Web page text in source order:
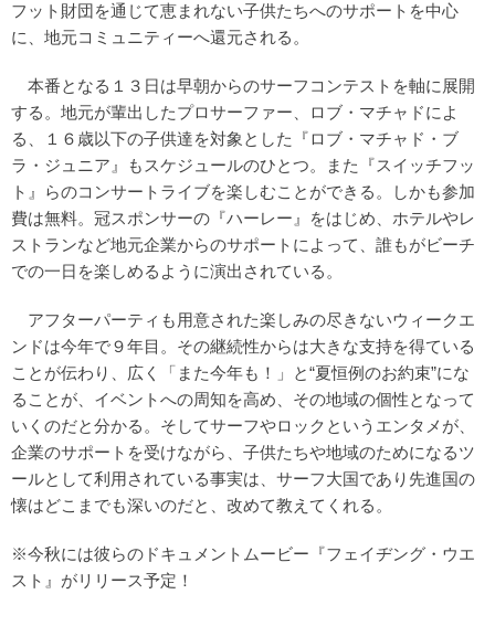
フット財団を通じて恵まれない子供たちへのサポートを中心
に、地元コミュニティーへ還元される。
本番となる１３日は早朝からのサーフコンテストを軸に展開
する。地元が輩出したプロサーファー、ロブ・マチャドによ
る、１６歳以下の子供達を対象とした『ロブ・マチャド・ブ
ラ・ジュニア』もスケジュールのひとつ。また『スイッチフッ
ト』らのコンサートライブを楽しむことができる。しかも参加
費は無料。冠スポンサーの『ハーレー』をはじめ、ホテルやレ
ストランなど地元企業からのサポートによって、誰もがビーチ
での一日を楽しめるように演出されている。
アフターパーティも用意された楽しみの尽きないウィークエ
ンドは今年で９年目。その継続性からは大きな支持を得ている
ことが伝わり、広く「また今年も！」と“夏恒例のお約束”にな
ることが、イベントへの周知を高め、その地域の個性となって
いくのだと分かる。そしてサーフやロックというエンタメが、
企業のサポートを受けながら、子供たちや地域のためになるツ
ールとして利用されている事実は、サーフ大国であり先進国の
懐はどこまでも深いのだと、改めて教えてくれる。
※今秋には彼らのドキュメントムービー『フェイヂング・ウエ
スト』がリリース予定！